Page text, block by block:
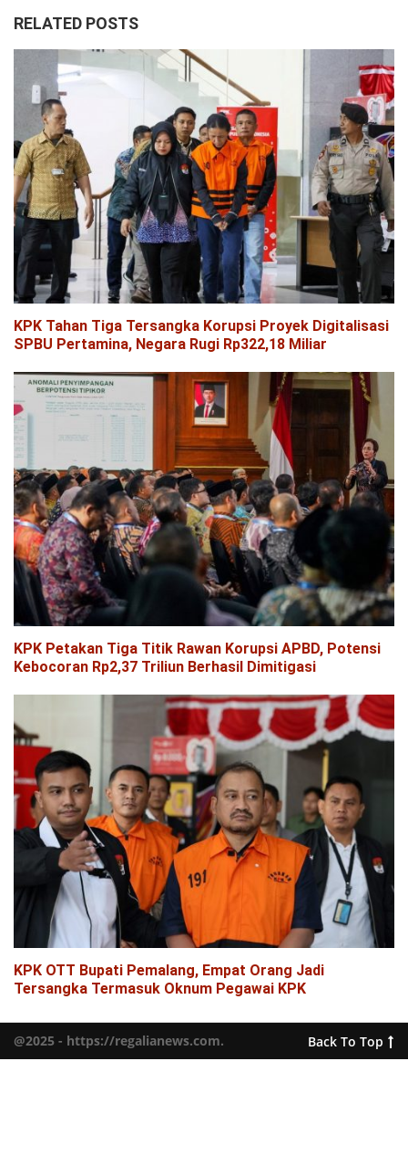
RELATED POSTS
KPK Tahan Tiga Tersangka Korupsi Proyek Digitalisasi
SPBU Pertamina, Negara Rugi Rp322,18 Miliar
KPK Petakan Tiga Titik Rawan Korupsi APBD, Potensi
Kebocoran Rp2,37 Triliun Berhasil Dimitigasi
KPK OTT Bupati Pemalang, Empat Orang Jadi
Tersangka Termasuk Oknum Pegawai KPK
@2025 - https://regalianews.com. Back To Top